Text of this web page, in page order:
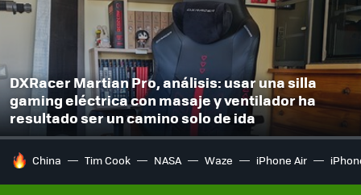
DXRacer Martian Pro, análisis: usar una silla
gaming eléctrica con masaje y ventilador ha
resultado ser un camino solo de ida
HOY SE HABLA DE
China Tim Cook NASA Waze iPhone Air